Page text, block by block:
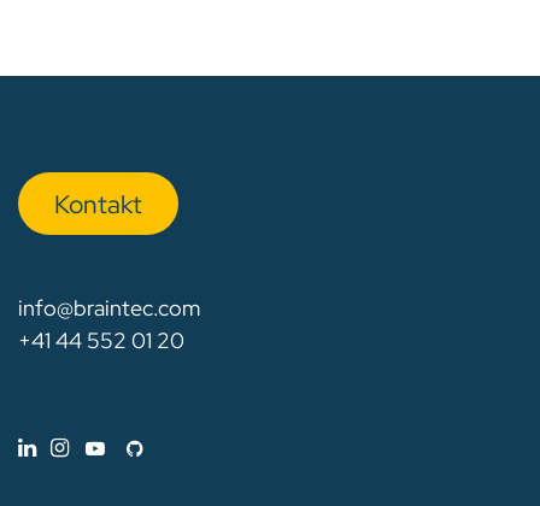
Kon​​​​​​ta​​kt
info@braintec.com
+41 44 552 01 20